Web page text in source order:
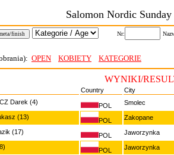
Salomon Nordic
finish Nr:
OPEN KOBIETY KATEGORIE
WYNIKI/
Country
City
Darek (4) POL Smolec
(13) POL Zakopane
(17) POL Jaworzynka
POL Jaworzynka